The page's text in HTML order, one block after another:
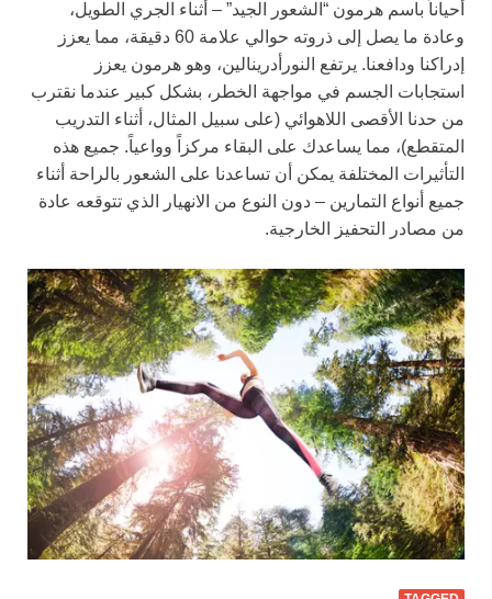
أحياناً باسم هرمون “الشعور الجيد” – أثناء الجري الطويل،
وعادة ما يصل إلى ذروته حوالي علامة 60 دقيقة، مما يعزز
إدراكنا ودافعنا. يرتفع النورأدرينالين، وهو هرمون يعزز
استجابات الجسم في مواجهة الخطر، بشكل كبير عندما نقترب
من حدنا الأقصى اللاهوائي (على سبيل المثال، أثناء التدريب
المتقطع)، مما يساعدك على البقاء مركزاً وواعياً. جميع هذه
التأثيرات المختلفة يمكن أن تساعدنا على الشعور بالراحة أثناء
جميع أنواع التمارين – دون النوع من الانهيار الذي تتوقعه عادة
من مصادر التحفيز الخارجية.